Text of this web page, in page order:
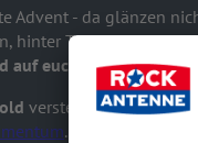
Advent - da glänzen
hinter Türchen 8 im
auf euch!
verstecken sich hier,
. Könnt ihr für